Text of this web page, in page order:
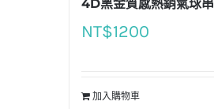
4D黑金質感熱銷氣球串
NT$1200
加入購物車